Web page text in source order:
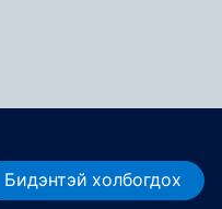
Бидэнтэй холбогдох